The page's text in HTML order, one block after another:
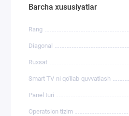
Barcha xususiyatlar
Rang
Diagonal
Ruxsat
Smart TV-ni qo'llab-quvvatlash
Panel turi
Operatsion tizim